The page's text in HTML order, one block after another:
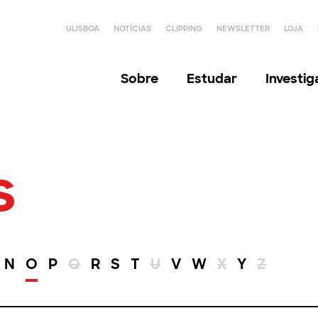
ULISBOA NOTÍCIAS CLIPPING NEWSLETTER LOJA
Sobre Estudar
N O P Q R S T U V W X Y Z